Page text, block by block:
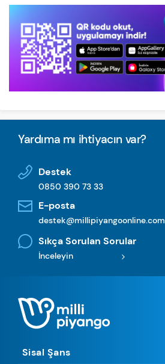
Yardıma mı ihtiyacın var?
Destek
0850 390 73 33
E-posta
destek@millipiyangoonline.com
Sıkça Sorulan Sorular
İnceleyin
Sisal Şans